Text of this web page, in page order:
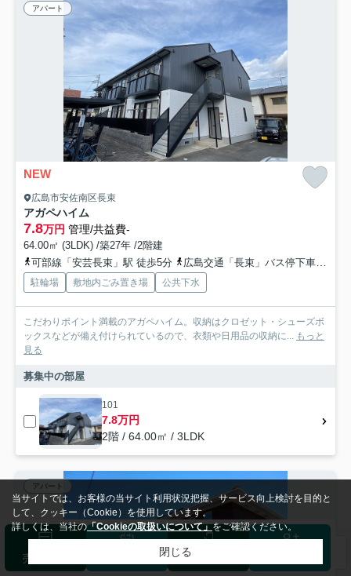
アパート
NEW
広島市安佐南区長束
アガペハイム
7.8万円 管理/共益費-
64.00㎡ (3LDK) /築27年 /2階建
可部線「安芸長束」駅 徒歩5分
広島交通「長束」バス停下車 徒歩5分
駐輪場 敷地内ごみ置き場 公共下水
こだわりポイント満載のアガペハイム。収納はクロゼット・シューズボ
ックスなどが備え付けられているので、衣類や日用品の収納に... もっと
見る
募集中の部屋
101
7.8万円
2階 / 64.00㎡ / 3LDK
アパート
売却査定 ログイン
当サイトでは、お客様の当サイト利用状況把握、サービス向上検討を目的と
して、クッキー（Cookie）を使用しています。
詳しくは、当社の「Cookieの取扱いについて」をご確認ください。
閉じる